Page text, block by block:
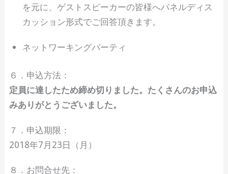
を元に、ゲストスピーカーの皆様へパネルディス
カッション形式でご回答頂きます。
ネットワーキングパーティ
６．申込方法：
定員に達したため締め切りました。たくさんのお申込
みありがとうございました。
７．申込期限：
2018年7月23日（月）
８．お問合せ先：